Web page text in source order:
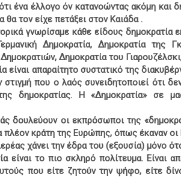
ένα έλλογο όν κατανοώντας ακόμη και
θα τον είχε πετάξει στον Καιάδα .
γνωρίσαμε κάθε είδους δημοκρατία
Δημοκρατία, Δημοκρατία της
Δημοκρατία του
είναι απαραίτητο συστατικό της
που ο λαός συνειδητοποιεί ότι
δημοκρατίας. Η «Δημοκρατία» σε
δουλεύουν οι εκπρόσωποι της
πλέον κράτη της Ευρώπης, όπως έκαναν
χάνει την έδρα του (εξουσία) μόνο
είναι το πιο σκληρό πολίτευμα. Είναι
που είτε ζητούν την ψήφο, είτε